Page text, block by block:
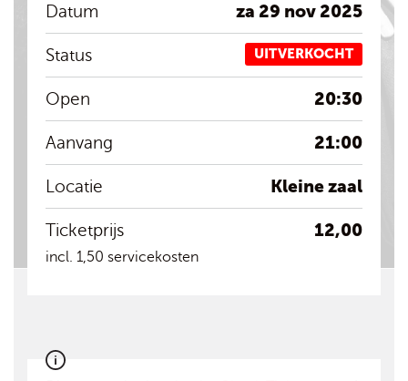
Datum za 29 nov 2025
Status UITVERKOCHT
Open 20:30
Aanvang 21:00
Locatie Kleine zaal
Ticketprijs 12,00
incl. 1,50 servicekosten